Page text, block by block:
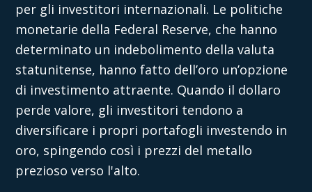
per gli investitori internazionali. Le politiche
monetarie della Federal Reserve, che hanno
determinato un indebolimento della valuta
statunitense, hanno fatto dell’oro un’opzione
di investimento attraente. Quando il dollaro
perde valore, gli investitori tendono a
diversificare i propri portafogli investendo in
oro, spingendo così i prezzi del metallo
prezioso verso l'alto.